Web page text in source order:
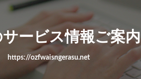
ービス情報ご案内
https://ozfwaisngerasu.net